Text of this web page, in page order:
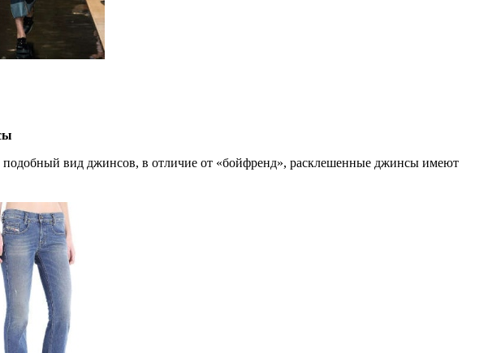
подобный вид джинсов, в отличие от «бойфренд», расклешенные джинсы имеют